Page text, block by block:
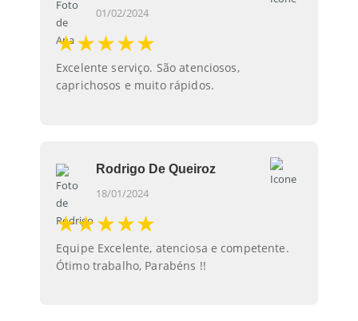
01/02/2024
★★★★★
Excelente serviço. São atenciosos,
caprichosos e muito rápidos.
Rodrigo De Queiroz
18/01/2024
★★★★★
Equipe Excelente, atenciosa e competente.
Ótimo trabalho, Parabéns !!